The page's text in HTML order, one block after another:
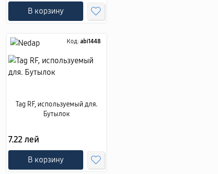
В корзину
Код: abi1448
Tag RF, используемый для.
Бутылок
7.22 лей
В корзину